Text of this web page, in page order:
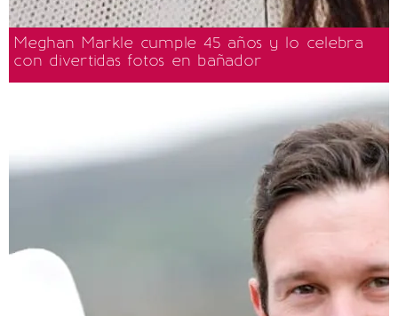
Meghan Markle cumple 45 años y lo celebra
con divertidas fotos en bañador